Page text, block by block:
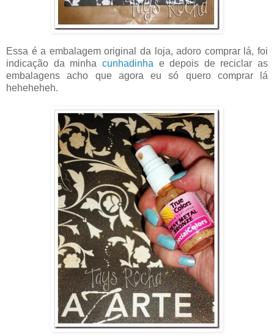
Essa é a embalagem original da loja, adoro comprar lá, foi
indicação da minha cunhadinha e depois de reciclar as
embalagens acho que agora eu só quero comprar lá
heheheheh.